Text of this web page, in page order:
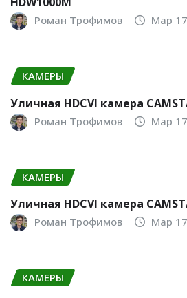
Роман Трофимов Мар
КАМЕРЫ
Уличная HDCVI камера
Роман Трофимов Мар
КАМЕРЫ
Уличная HDCVI камера
Роман Трофимов Мар
КАМЕРЫ